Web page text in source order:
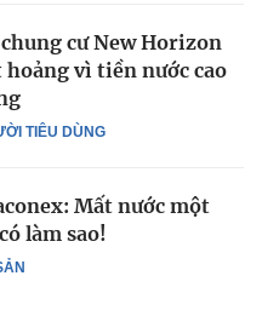
TIÊU DÙNG
cư New Horizon
vì tiền nước cao
Mất nước một
làm sao!